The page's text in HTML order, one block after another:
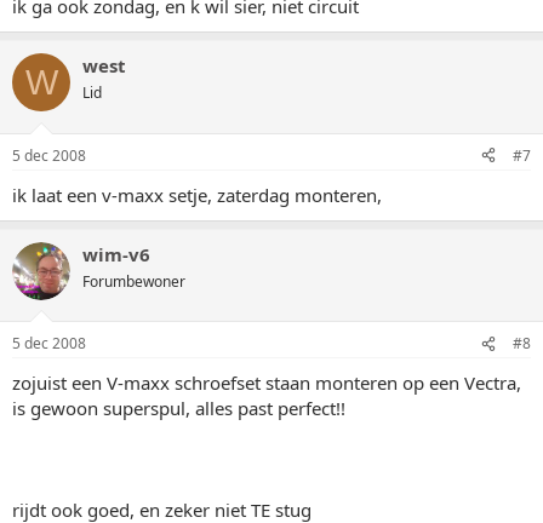
ik ga ook zondag, en k wil sier, niet circuit
W west
Lid
5 dec 2008 #7
ik laat een v-maxx setje, zaterdag monteren,
wim-v6
Forumbewoner
5 dec 2008 #8
zojuist een V-maxx schroefset staan monteren op een Vectra,
is gewoon superspul, alles past perfect!!
rijdt ook goed, en zeker niet TE stug